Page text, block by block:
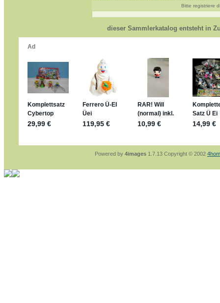
Bonsaipanther:geschrieben am: 10. 5.
@ Harald
https://www.ue-ei-portal-
Dein Enkel sollte zur Strafe die nächsten 3
Für die Figuren VC307, 310, 318 und 326
mein Enkel hat die leider weggeworfen
jan-lukas:
geschrieben am: 29. 4. 2026 -
https://www.ferrero-
sammelspass.de/einladung/
jan-lukas:
geschrieben am: 28. 4. 2026 -
stimmt, jetzt fällt es mir auch ein
geschrieben am: 28. 4.
So habe ich das in Erinnerung ... oder?
jan-lukas:geschrieben am: 28. 4. 2026 -
Bitte registriere
dieser Sammlerkatalog entsteht in
Powered by 4images 1.7.13 Copyright © 2002